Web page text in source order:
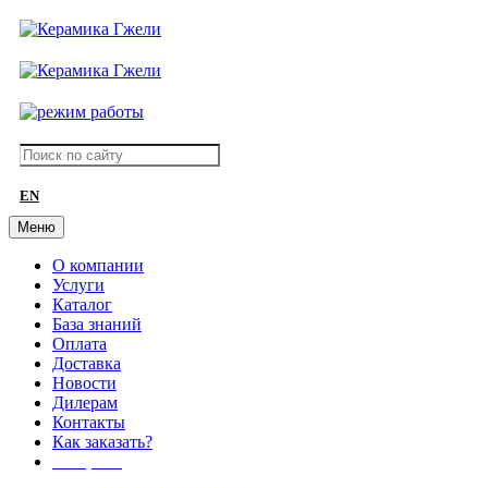
EN
Меню
О компании
Услуги
Каталог
База знаний
Оплата
Доставка
Новости
Дилерам
Контакты
Как заказать?